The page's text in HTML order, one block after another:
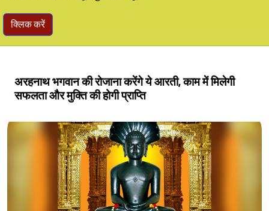
क्लिक करें
अरहनाथ भगवान की रोजाना करेंगे ये आरती, काम में मिलेगी
सफलता और मुक्ति की होगी प्राप्ति